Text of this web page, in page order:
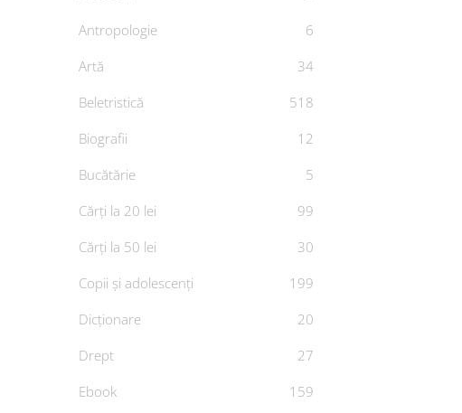
Antropologie
6
Artă
34
Beletristică
518
Biografii
12
Bucătărie
5
Cărți la 20 lei
99
Cărți la 50 lei
30
Copii și adolescenți
199
Dicționare
20
Drept
27
Ebook
159